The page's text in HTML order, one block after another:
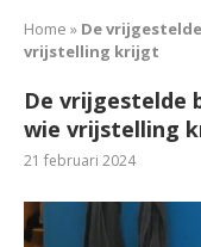
Home » De
vrijstelling krijgt
De vrijgestelde
wie vrijstelling
21 februari 2024